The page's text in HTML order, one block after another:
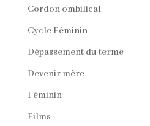
Cordon ombilical
Cycle Féminin
Dépassement du terme
Devenir mère
Féminin
Films